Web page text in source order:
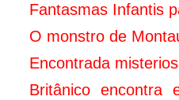
Fantasmas Infantis
O monstro de
Encontrada
Britânico encontra